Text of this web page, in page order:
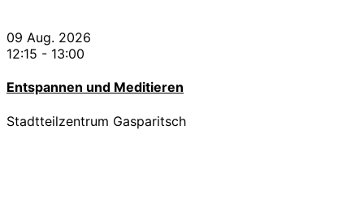
09 Aug. 2026
12:15 - 13:00
Entspannen und Meditieren
Stadtteilzentrum Gasparitsch